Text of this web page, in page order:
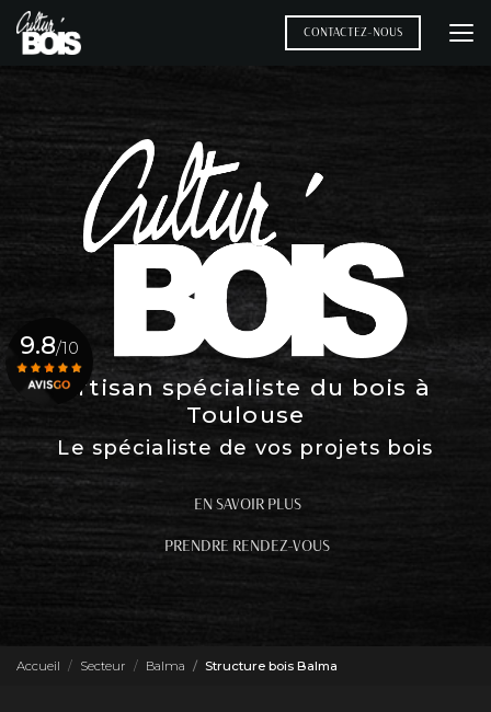
Aller
au
contenu
CONTACTEZ-NOUS
Artisan spécialiste du bois à
Toulouse
Le spécialiste de vos projets bois
EN SAVOIR PLUS
PRENDRE RENDEZ-VOUS
9.8/10
Accueil Secteur Balma Structure bois Balma